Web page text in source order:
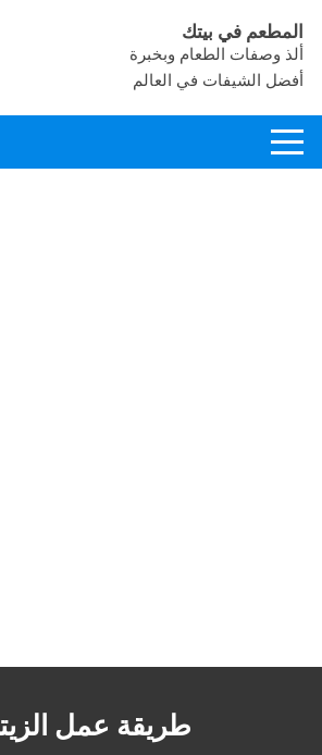
إلى
المحتوى
المطعم في بيتك
ألذ وصفات الطعام وبخبرة
أفضل الشيفات في العالم
طريقة عمل